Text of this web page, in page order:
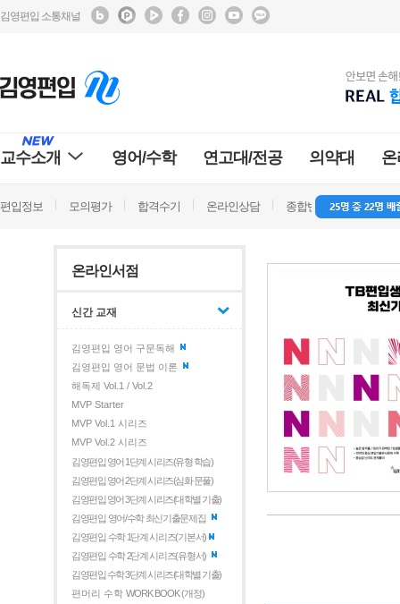
김영편입 소통채널
교수소개 영어/수학 연고대/전공 의약대
편입정보 모의평가 합격수기 온라인상담 종합반 방문상담
온라인서점
신간 교재
김영편입 영어 구문독해
김영편입 영어 문법 이론
해독제 Vol.1 / Vol.2
MVP Starter
MVP Vol.1 시리즈
MVP Vol.2 시리즈
김영편입 영어 1단계 시리즈(유형 학습)
김영편입 영어 2단계 시리즈(심화 문풀)
김영편입 영어 3단계 시리즈(대학별 기출)
김영편입 영어/수학 최신기출문제집
김영편입 수학 1단계 시리즈(기본서)
김영편입 수학 2단계 시리즈(유형서)
김영편입 수학 3단계 시리즈(대학별 기출)
편머리 수학 WORK BOOK (개정)